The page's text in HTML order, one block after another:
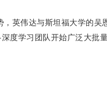
英伟达与斯坦福大学的吴
度学习团队开始广泛大批